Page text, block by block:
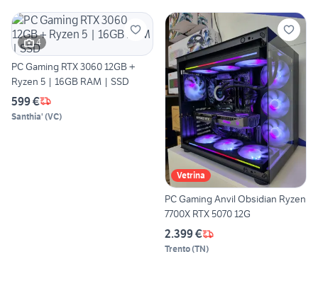
4
PC Gaming RTX 3060 12GB +
Ryzen 5 | 16GB RAM | SSD
599 €
Santhia' (VC)
Vetrina
PC Gaming Anvil Obsidian Ryzen
7700X RTX 5070 12G
2.399 €
Trento(TN)